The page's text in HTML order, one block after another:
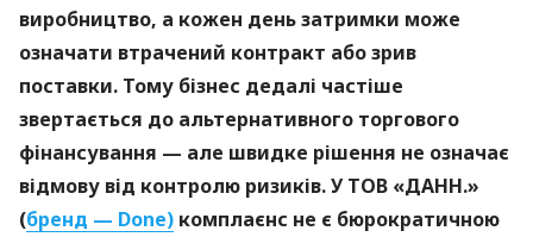
виробництво, а кожен день затримки може
означати втрачений контракт або зрив
поставки. Тому бізнес дедалі частіше
звертається до альтернативного торгового
фінансування — але швидке рішення не означає
відмову від контролю ризиків. У ТОВ «ДАНН.»
(бренд — Done) комплаєнс не є бюрократичною